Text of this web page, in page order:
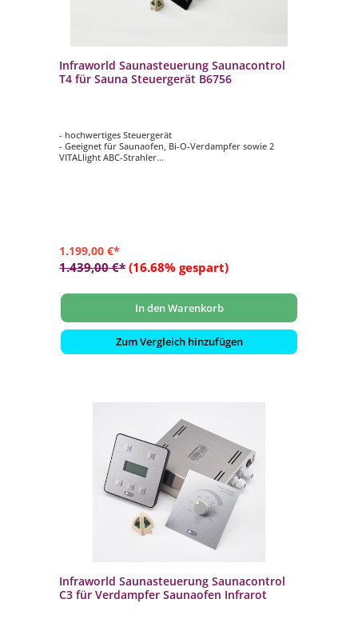
Infraworld Saunasteuerung Saunacontrol
T4 für Sauna Steuergerät B6756
- hochwertiges Steuergerät
- Geeignet für Saunaofen, Bi-O-Verdampfer sowie 2
VITALlight ABC-Strahler
1.199,00 €*
1.439,00 €* (16.68% gespart)
In den Warenkorb
Zum Vergleich hinzufügen
Infraworld Saunasteuerung Saunacontrol
C3 für Verdampfer Saunaofen Infrarot